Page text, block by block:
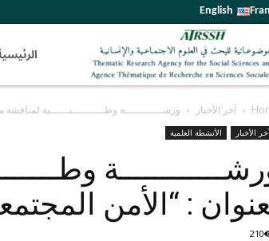
English
آخر الأخبار ورشــــــــــــة وطــــــــــنــــــية
الأخبار الأنشطة العلمية
: “الأمن المجتمعي”
210